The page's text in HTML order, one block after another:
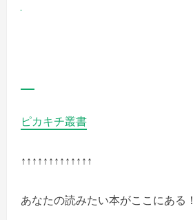
ピカキチ叢書
↑↑↑↑↑↑↑↑↑↑↑↑↑
あなたの読みたい本がここにある！